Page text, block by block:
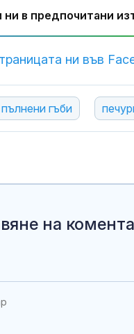
ни в предпочитани
ни във
пълнени гъби
на